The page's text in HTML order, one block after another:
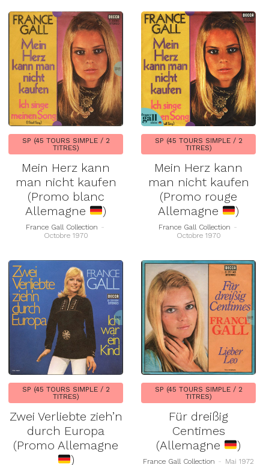
SP (45 TOURS SIMPLE / 2
TITRES)
Mein Herz kann
man nicht kaufen
(Promo blanc
Allemagne
)
France Gall Collection -
Octobre 1970
SP (45 TOURS SIMPLE / 2
TITRES)
Mein Herz kann
man nicht kaufen
(Promo rouge
Allemagne
)
France Gall Collection -
Octobre 1970
SP (45 TOURS SIMPLE / 2
TITRES)
Zwei Verliebte zieh’n
durch Europa
(Promo Allemagne
)
SP (45 TOURS SIMPLE / 2
TITRES)
Für dreißig
Centimes
(Allemagne
)
France Gall Collection - Mai 1972